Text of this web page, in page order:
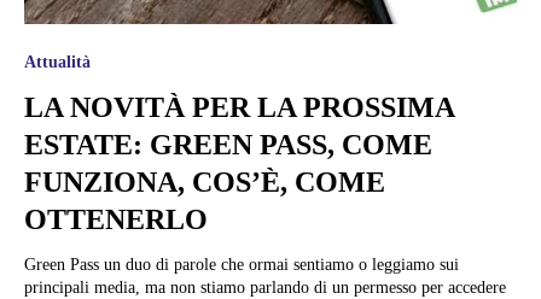
Attualità
LA NOVITÀ PER LA PROSSIMA
ESTATE: GREEN PASS, COME
FUNZIONA, COS’È, COME
OTTENERLO
Green Pass un duo di parole che ormai sentiamo o leggiamo sui
principali media, ma non stiamo parlando di un permesso per accedere